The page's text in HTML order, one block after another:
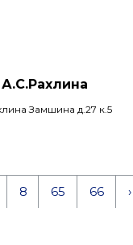
Замшина д.27 к.5
8 65 66 ›